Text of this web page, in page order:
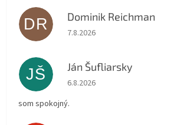
DR Dominik Reichman
Hodnotenie obchodu je 5 z 5
7.8.2026
JŠ Ján Šufliarsky
Hodnotenie obchodu je 5 z 5
6.8.2026
som spokojný.